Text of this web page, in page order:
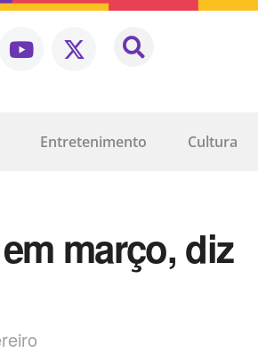
Entretenimento Cultura
março, diz